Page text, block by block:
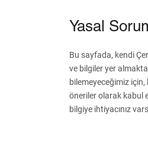
Yasal
Bu sayfada, kendi
ve bilgiler yer
bilemeyeceğimiz
öneriler olarak kabul
bilgiye ihtiyacınız